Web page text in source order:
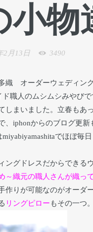
小物
2月13日 3490
オーダーウェディン
職人のムシムシみやびで
しまいました。立春もあ
、iphonからのブログ更
miyabiyamashitaでほぼ毎
ングドレスだからできる
～織元の職人さんが織っ
作りが可能なのがオーダ
リングピロー もその一つ。